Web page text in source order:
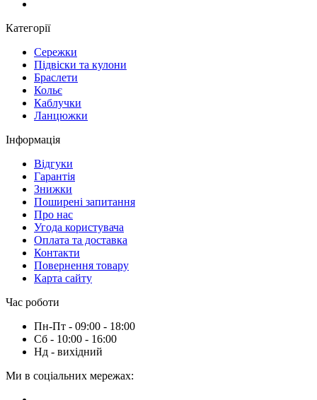
Категорії
Сережки
Підвіски та кулони
Браслети
Кольє
Каблучки
Ланцюжки
Інформація
Вiдгуки
Гарантія
Знижки
Поширені запитання
Про нас
Угода користувача
Оплата та доставка
Контакти
Повернення товару
Карта сайту
Час роботи
Пн-Пт - 09:00 - 18:00
Сб - 10:00 - 16:00
Нд - вихiдний
Ми в соціальних мережах: